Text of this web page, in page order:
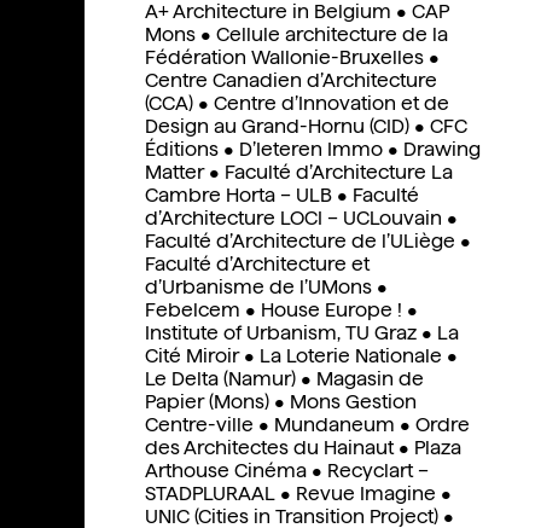
A+ Architecture in Belgium • CAP
Mons • Cellule architecture de la
Fédération Wallonie-Bruxelles •
Centre Canadien d’Architecture
(CCA) • Centre d’Innovation et de
Design au Grand-Hornu (CID) • CFC
Éditions • D’Ieteren Immo • Drawing
Matter • Faculté d’Architecture La
Cambre Horta – ULB • Faculté
d’Architecture LOCI – UCLouvain •
Faculté d’Architecture de l’ULiège •
Faculté d’Architecture et
d’Urbanisme de l’UMons •
Febelcem • House Europe ! •
Institute of Urbanism, TU Graz • La
Cité Miroir • La Loterie Nationale •
Le Delta (Namur) • Magasin de
Papier (Mons) • Mons Gestion
Centre-ville • Mundaneum • Ordre
des Architectes du Hainaut • Plaza
Arthouse Cinéma • Recyclart –
STADPLURAAL • Revue Imagine •
UNIC (Cities in Transition Project) •